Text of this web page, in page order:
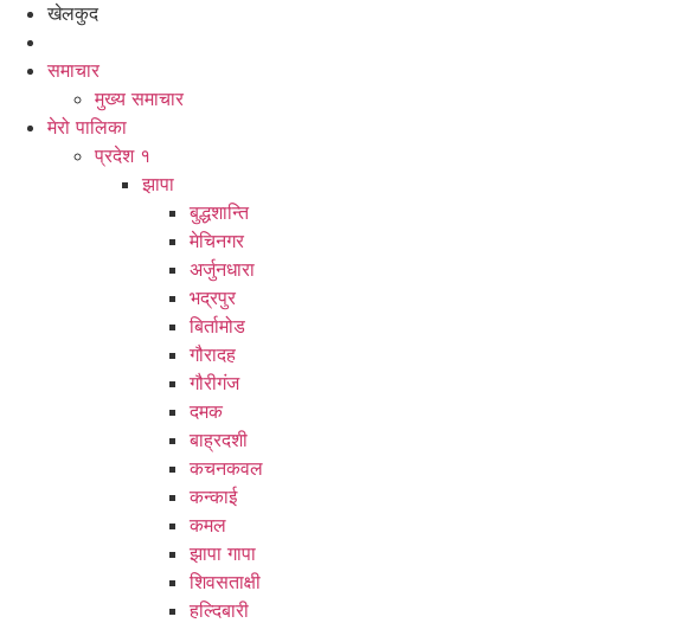
खेलकुद
समाचार
मुख्य समाचार
मेरो पालिका
प्रदेश १
झापा
बुद्धशान्ति
मेचिनगर
अर्जुनधारा
भद्रपुर
बिर्तामोड
गौरादह
गौरीगंज
दमक
बाह्रदशी
कचनकवल
कन्काई
कमल
झापा गापा
शिवसताक्षी
हल्दिबारी